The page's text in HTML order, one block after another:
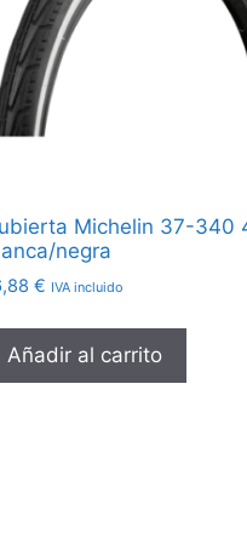
Michelin 37-340
negra
€ IVA incluido
Añadir al carrito